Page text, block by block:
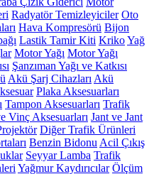
Radyatör Temizleyiciler Oto
Hava Kompresörü Bijon
Lastik Tamir Kiti KrikoYağ
Motor Yağı Motor Yağı
Şanzıman Yağı ve Katkısı
Akü Şarj Cihazları Akü
Plaka Aksesuarları
Tampon Aksesuarları Trafik
Vinç Aksesuarları Jant ve Jant
Diğer Trafik Ürünleri
Benzin Bidonu Acil Çıkış
Seyyar Lamba Trafik
Yağmur Kaydırıcılar Ölçüm